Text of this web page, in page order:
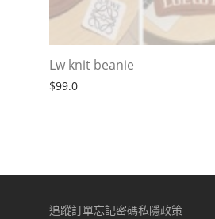
Lw knit beanie
$99.0
追蹤訂單忘記密碼私隱政策